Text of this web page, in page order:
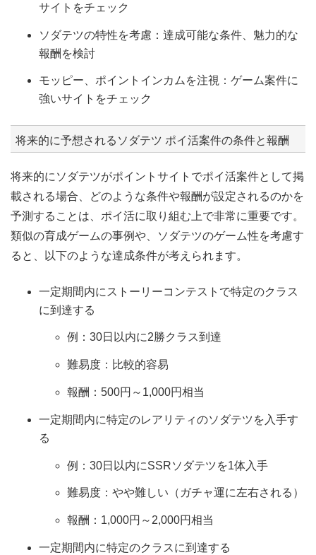
サイトをチェック
ソダテツの特性を考慮：達成可能な条件、魅力的な
報酬を検討
モッピー、ポイントインカムを注視：ゲーム案件に
強いサイトをチェック
将来的に予想されるソダテツ ポイ活案件の条件と報酬
将来的にソダテツがポイントサイトでポイ活案件として掲
載される場合、どのような条件や報酬が設定されるのかを
予測することは、ポイ活に取り組む上で非常に重要です。
類似の育成ゲームの事例や、ソダテツのゲーム性を考慮す
ると、以下のような達成条件が考えられます。
一定期間内にストーリーコンテストで特定のクラス
に到達する
例：30日以内に2勝クラス到達
難易度：比較的容易
報酬：500円～1,000円相当
一定期間内に特定のレアリティのソダテツを入手す
る
例：30日以内にSSRソダテツを1体入手
難易度：やや難しい（ガチャ運に左右される）
報酬：1,000円～2,000円相当
一定期間内に特定のクラスに到達する